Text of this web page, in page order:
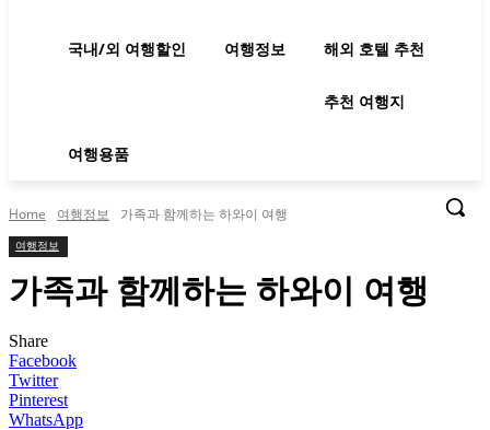
국내/외 여행할인 여행정보 해외 호텔 추천
추천 여행지
여행용품
Home 여행정보 가족과 함께하는 하와이 여행
여행정보
가족과 함께하는 하와이 여행
Share
Facebook
Twitter
Pinterest
WhatsApp